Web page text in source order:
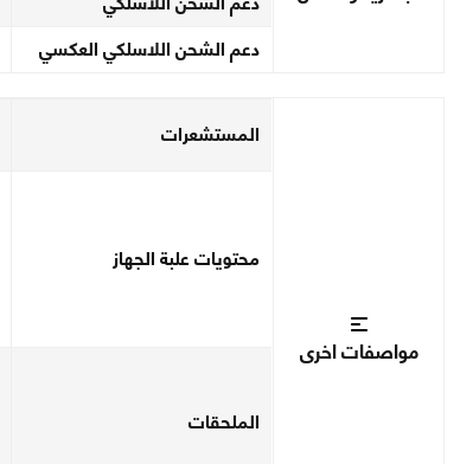
دعم الشحن اللاسلكي العكسي
مواصفات اخرى
المستشعرات
محتويات علبة الجهاز
الملحقات